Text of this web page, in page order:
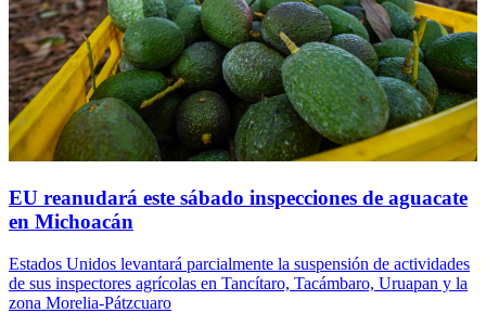
EU reanudará este sábado inspecciones de aguacate
en Michoacán
Estados Unidos levantará parcialmente la suspensión de actividades
de sus inspectores agrícolas en Tancítaro, Tacámbaro, Uruapan y la
zona Morelia-Pátzcuaro